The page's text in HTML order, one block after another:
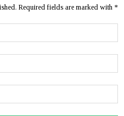
Required fields are marked with *